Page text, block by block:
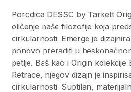
Porodica DESSO by Tarkett
oličenje naše filozofije koja
cirkularnosti. Emerge je
ponovo preraditi u
petlje. Baš kao i Origin kolekcije
Retrace, njegov dizajn je
cirkularnosti. Suptilan,